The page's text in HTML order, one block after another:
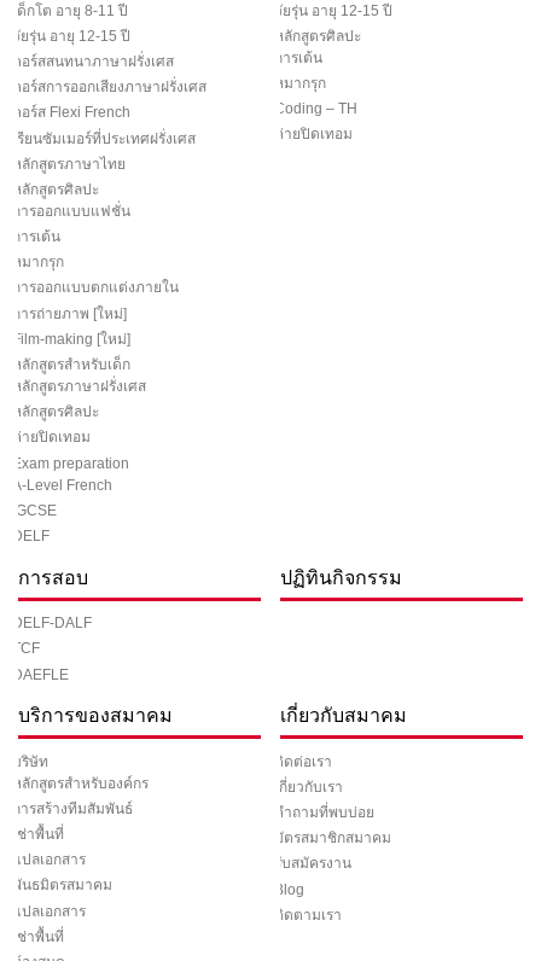
เด็กโต อายุ 8-11 ปี
วัยรุ่น อายุ 12-15 ปี
คอร์สสนทนาภาษาฝรั่งเศส
คอร์สการออกเสียงภาษาฝรั่งเศส
คอร์ส Flexi French
เรียนซัมเมอร์ที่ประเทศฝรั่งเศส
หลักสูตรภาษาไทย
หลักสูตรศิลปะ
การออกแบบแฟชั่น
การเต้น
หมากรุก
การออกแบบตกแต่งภายใน
การถ่ายภาพ [ใหม่]
Film-making [ใหม่]
หลักสูตรสำหรับเด็ก
หลักสูตรภาษาฝรั่งเศส
หลักสูตรศิลปะ
ค่ายปิดเทอม
Exam preparation
A-Level French
IGCSE
DELF
วัยรุ่น อายุ 12-15 ปี
หลักสูตรศิลปะ
การเต้น
หมากรุก
Coding – TH
ค่ายปิดเทอม
การสอบ
DELF-DALF
TCF
DAEFLE
ปฏิทินกิจกรรม
บริการของสมาคม
บริษัท
หลักสูตรสำหรับองค์กร
การสร้างทีมสัมพันธ์
เช่าพื้นที่
แปลเอกสาร
พันธมิตรสมาคม
แปลเอกสาร
เช่าพื้นที่
เกี่ยวกับสมาคม
ติดต่อเรา
เกี่ยวกับเรา
คำถามที่พบบ่อย
บัตรสมาชิกสมาคม
รับสมัครงาน
Blog
ติดตามเรา